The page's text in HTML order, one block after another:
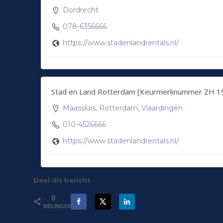
Dordrecht
078-6356666
https://www.stadenlandrentals.nl/
Stad en Land Rotterdam [Keurmerknummer ZH
Maassluis, Rotterdam, Vlaardingen
010-4526666
https://www.stadenlandrentals.nl/
Deel dit bericht
0
DELINGEN